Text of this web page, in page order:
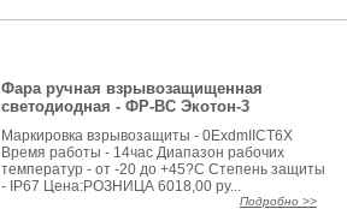
Фара ручная взрывозащищенная
светодиодная - ФР-ВС Экотон-3
Маркировка взрывозащиты - 0ЕxdmIICT6X
Время работы - 14час Диапазон рабочих
температур - от -20 до +45?С Степень защиты
- IP67 Цена:РОЗНИЦА 6018,00 ру...
Подробно >>